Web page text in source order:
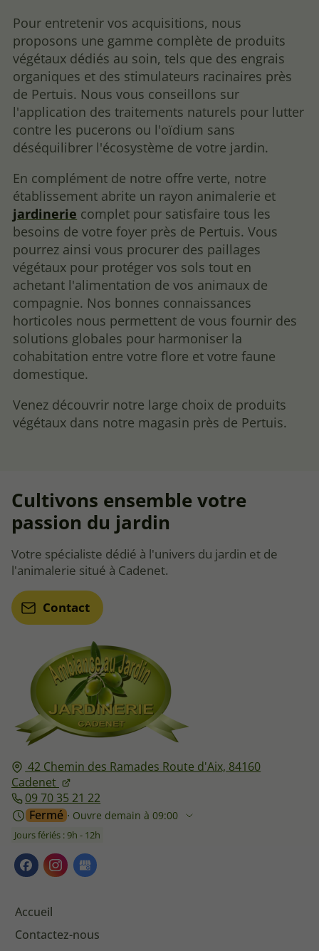
Pour entretenir vos acquisitions, nous
proposons une gamme complète de produits
végétaux dédiés au soin, tels que des engrais
organiques et des stimulateurs racinaires près
de Pertuis. Nous vous conseillons sur
l'application des traitements naturels pour lutter
contre les pucerons ou l'oïdium sans
déséquilibrer l'écosystème de votre jardin.
En complément de notre offre verte, notre
établissement abrite un rayon animalerie et
jardinerie complet pour satisfaire tous les
besoins de votre foyer près de Pertuis. Vous
pourrez ainsi vous procurer des paillages
végétaux pour protéger vos sols tout en
achetant l'alimentation de vos animaux de
compagnie. Nos bonnes connaissances
horticoles nous permettent de vous fournir des
solutions globales pour harmoniser la
cohabitation entre votre flore et votre faune
domestique.
Venez découvrir notre large choix de produits
végétaux dans notre magasin près de Pertuis.
42 Chemin des Ramades Route d'Aix, 84160
Cadenet
09 70 35 21 22
Fermé ⋅ Ouvre demain à 09:00
Jours fériés : 9h - 12h
Accueil
Contactez-nous
Cultivons ensemble votre
passion du jardin
Votre spécialiste dédié à l'univers du jardin et de
l'animalerie situé à Cadenet.
Contact